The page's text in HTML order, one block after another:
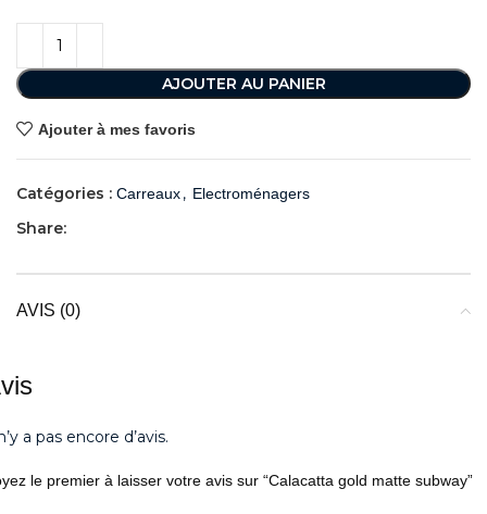
AJOUTER AU PANIER
Ajouter à mes favoris
Catégories : Carreaux, Electroménagers
Share:
AVIS (0)
a pas encore d’avis.
le premier à laisser votre avis sur “Calacatta gold matte subway”